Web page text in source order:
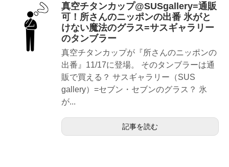
真空チタンカップ@SUSgallery=通販
可！所さんのニッポンの出番 氷がと
けない魔法のグラス=サスギャラリー
のタンブラー
真空チタンカップが『所さんのニッポンの
出番』11/17に登場。 そのタンブラーは通
販で買える？ サスギャラリー（SUS
gallery）=セブン・セブンのグラス？ 氷
が...
記事を読む